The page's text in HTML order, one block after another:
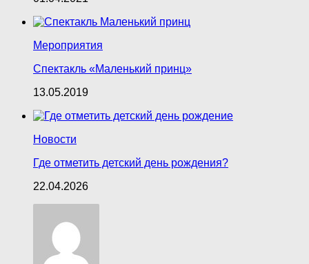
Мероприятия
Спектакль «Маленький принц»
13.05.2019
Новости
Где отметить детский день рождения?
22.04.2026